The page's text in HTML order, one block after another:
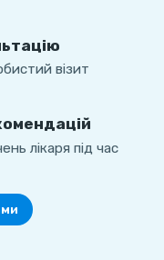
візит
лікаря під час